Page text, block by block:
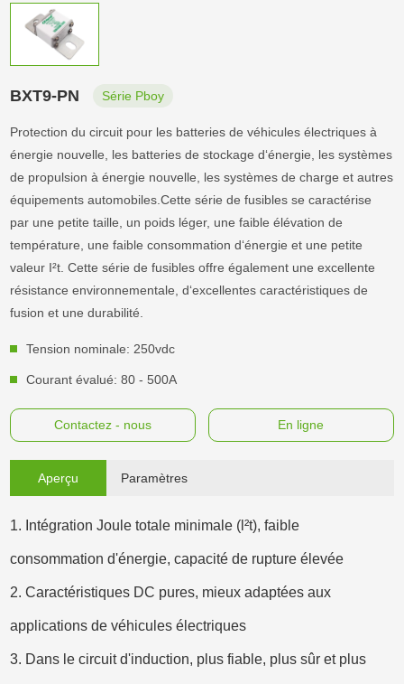
BXT9-PN Série Pboy
Protection du circuit pour les batteries de véhicules électriques à
énergie nouvelle, les batteries de stockage d‘énergie, les systèmes
de propulsion à énergie nouvelle, les systèmes de charge et autres
équipements automobiles.Cette série de fusibles se caractérise
par une petite taille, un poids léger, une faible élévation de
température, une faible consommation d‘énergie et une petite
valeur I²t. Cette série de fusibles offre également une excellente
résistance environnementale, d‘excellentes caractéristiques de
fusion et une durabilité.
Tension nominale: 250vdc
Courant évalué: 80 - 500A
Contactez - nous En ligne
Aperçu Paramètres
1. Intégration Joule totale minimale (l²t), faible
consommation d'énergie, capacité de rupture élevée
2. Caractéristiques DC pures, mieux adaptées aux
applications de véhicules électriques
3. Dans le circuit d'induction, plus fiable, plus sûr et plus